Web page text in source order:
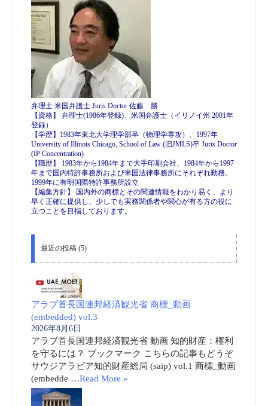
弁理士 米国弁護士 Juris Doctor 佐藤 勝
【資格】 弁理士(1986年登録)、米国弁護士（イリノイ州 2001年
登録）
【学歴】1983年東北大学理学部卒（物理学専攻）、1997年
University of Illinois Chicago, School of Law (旧JMLS)卒 Juris Doctor
(IP Concentration)
【職歴】 1983年から1984年まで大手印刷会社、1984年から1997
年まで国内特許事務所および米国法律事務所にそれぞれ勤務。
1999年に有明国際特許事務所設立
【編集方針】 国内外の商標とその関連情報をわかり易く、より
早く正確に提供し、少しでも実務関係者や関心が有る方の役に
立つことを目指しております。
最近の投稿 (5)
アラブ首長国連邦経済観光省 商標_動画
(embedded) vol.3
2026年8月6日
アラブ首長国連邦経済観光省 動画 知的財産：権利
を守るには？ ブックマーク こちらの記事もどうぞ
サウジアラビア知的財産総局 (saip) vol.1 商標_動画
(embedde …Read More »